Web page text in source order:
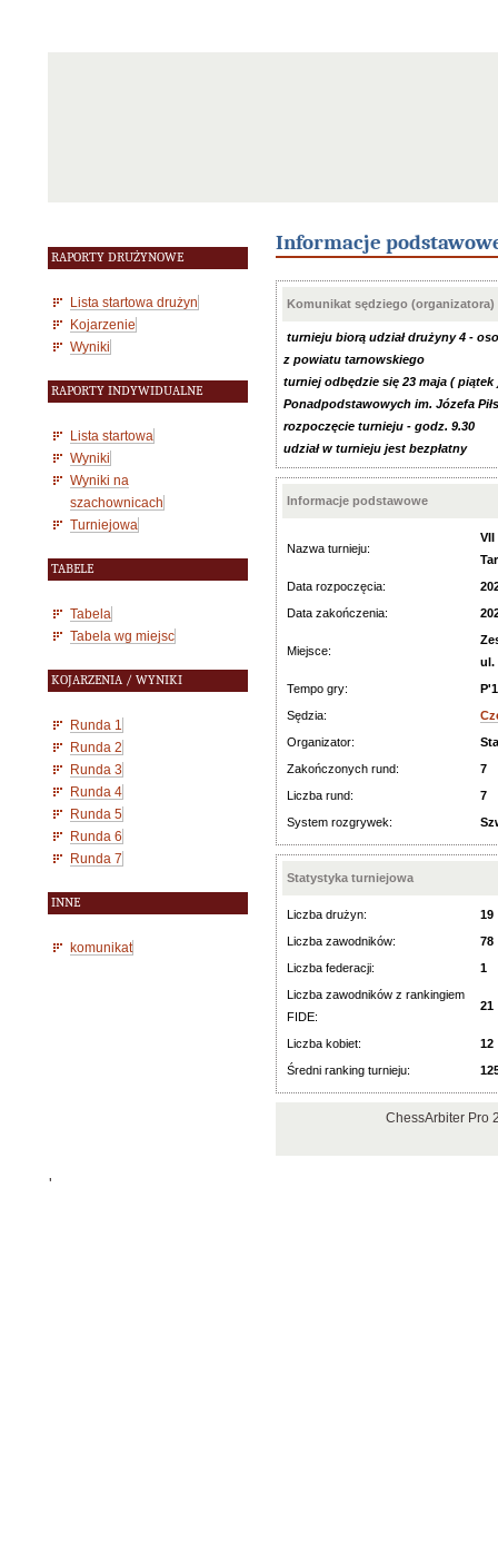
RAPORTY DRUŻYNOWE
Lista startowa drużyn
Kojarzenie
Wyniki
RAPORTY INDYWIDUALNE
Lista startowa
Wyniki
Wyniki na
szachownicach
Turniejowa
TABELE
Tabela
Tabela wg miejsc
KOJARZENIA / WYNIKI
Runda 1
Runda 2
Runda 3
Runda 4
Runda 5
Runda 6
Runda 7
INNE
komunikat
Informacje
Komunikat sędziego (organizatora)
turnieju biorą udział drużyny 4 -
z powiatu tarnowskiego
turniej odbędzie się 23 maja ( piątek
Ponadpodstawowych im. Józefa
rozpoczęcie turnieju - godz. 9.30
udział w turnieju jest bezpłatny
Informacje podstawowe
Nazwa turnieju:
Data rozpoczęcia:
Data zakończenia:
Miejsce:
ul.
Tempo gry:
Sędzia:
Organizator:
Zakończonych rund:
7
Liczba rund:
7
System rozgrywek:
Statystyka turniejowa
Liczba drużyn:
19
Liczba zawodników:
78
Liczba federacji:
1
Liczba zawodników z rankingiem
FIDE:
21
Liczba kobiet:
12
Średni ranking turnieju:
ChessArbiter Pro
'